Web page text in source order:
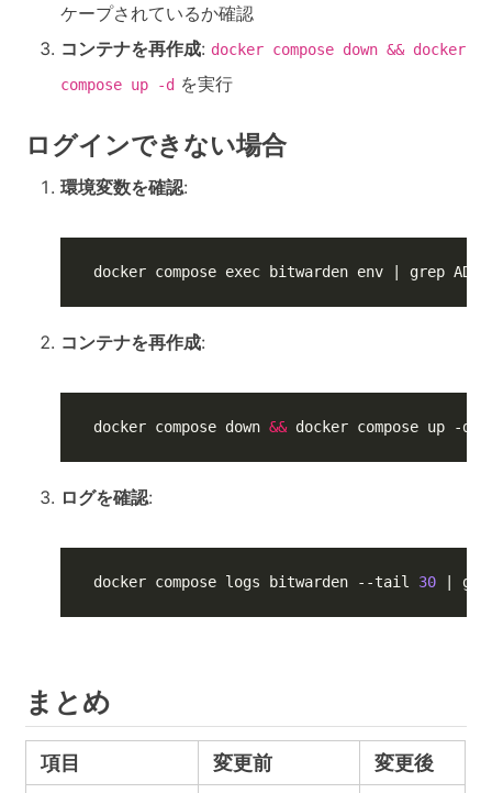
ケープされているか確認
コンテナを再作成: docker compose down && docker
compose up -d を実行
ログインできない場合
環境変数を確認:
docker compose exec bitwarden env grep
コンテナを再作成:
docker compose down && docker compose up -d
ログを確認:
docker compose logs bitwarden --tail 30
まとめ
項目 変更前 変更後